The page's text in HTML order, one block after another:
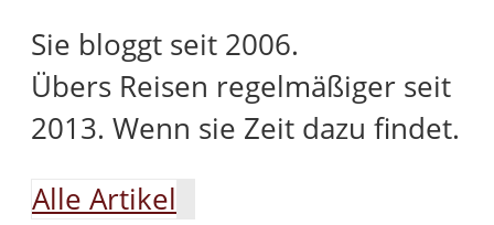
Sie bloggt seit 2006.
Übers Reisen regelmäßiger seit
2013. Wenn sie Zeit dazu findet.
Alle Artikel